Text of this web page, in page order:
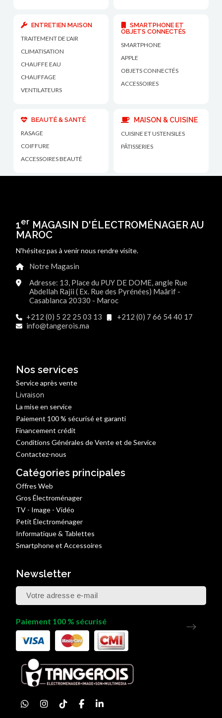
ENTRETIEN MAISON
TRAITEMENT DE L'AIR
CLIMATISATION
CHAUFFE EAU
CHAUFFAGE
VENTILATEURS
SMARTPHONE ET
OBJETS CONNECTÉS
SMARTPHONE
APPLE
OBJETS CONNECTÉS
ACCESSOIRES
BEAUTÉ & SANTÉ
RASAGE
COIFFURE
ACCESSOIRES BEAUTÉ
MAISON & CUISINE
CUISINE ET USTENSILES
PÂTISSERIES
1er MAGASIN D'ÉLECTROMÉNAGER AU
MAROC
N'hésitez pas à venir nous rendre visite.
Notre Magasin
Adresse: 13, Place du PUY DE DOME, angle Rue
Abdellah Rajii ( Ex. Rue des Pyrénées) Maârif -
Casablanca 20330 - Maroc
+212 (0) 5 22 25 03 13
+212 (0) 7 66 54 40 17
info@tangerois.ma
Nos services
Service après vente
Livraison
La mise en service
Paiement 100 % sécurisé et garanti
Financement crédit
Conditions Générales de Vente et de Service
Contactez-nous
Catégories principales
Offres Web
Gros Électroménager
TV - Image - Vidéo
Petit Électroménager
Informatique & Tablettes
Smartphone et Accessoires
Newsletter
Paiement 100 % sécurisé